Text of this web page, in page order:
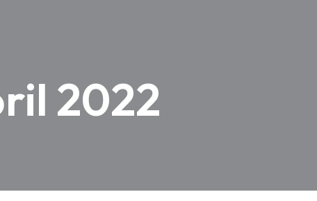
2022